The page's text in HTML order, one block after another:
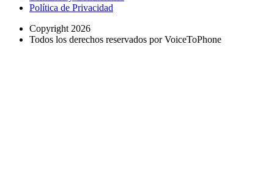
Política de Privacidad
Copyright 2026
Todos los derechos reservados por VoiceToPhone